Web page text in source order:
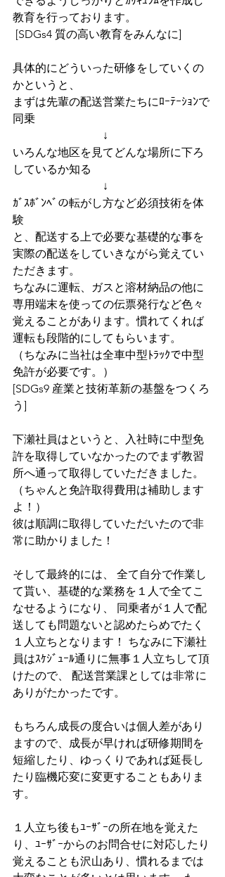
教育を行っております。
[SDGs4 質の高い教育をみんなに]
具体的にどういった研修をしていくの
かというと、
まずは先輩の配送営業たちにﾛｰﾃｰｼｮﾝで
同乗
↓
いろんな地区を見てどんな場所に下ろ
しているか知る
↓
ｶﾞｽﾎﾞﾝﾍﾞの転がし方など必須技術を体
験
と、配送する上で必要な基礎的な事を
実際の配送をしていきながら覚えてい
ただきます。
ちなみに運転、ガスと溶材納品の他に
専用端末を使っての伝票発行など色々
覚えることがあります。慣れてくれば
運転も段階的にしてもらいます。
（ちなみに当社は全車中型ﾄﾗｯｸで中型
免許が必要です。）
[SDGs9 産業と技術革新の基盤をつくろ
う]
下瀬社員はというと、入社時に中型免
許を取得していなかったのでまず教習
所へ通って取得していただきました。
（ちゃんと免許取得費用は補助します
よ！）
彼は順調に取得していただいたので非
常に助かりました！
そして最終的には、 全て自分で作業し
て貰い、基礎的な業務を１人で全てこ
なせるようになり、 同乗者が１人で配
送しても問題ないと認めたらめでたく
１人立ちとなります！ ちなみに下瀬社
員はｽｹｼﾞｭｰﾙ通りに無事１人立ちして頂
けたので、 配送営業課としては非常に
ありがたかったです。
もちろん成長の度合いは個人差があり
ますので、成長が早ければ研修期間を
短縮したり、ゆっくりであれば延長し
たり臨機応変に変更することもありま
す。
１人立ち後もﾕｰｻﾞｰの所在地を覚えた
り、ﾕｰｻﾞｰからのお問合せに対応したり
覚えることも沢山あり、慣れるまでは